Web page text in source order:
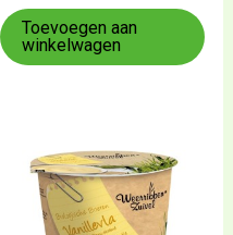
uit
5
Toevoegen aan
winkelwagen